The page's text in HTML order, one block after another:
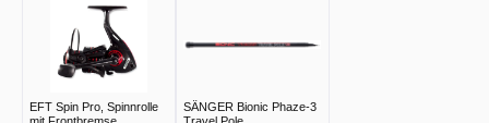
EFT Spin Pro, Spinnrolle
SÄNGER Bionic Phaze-3